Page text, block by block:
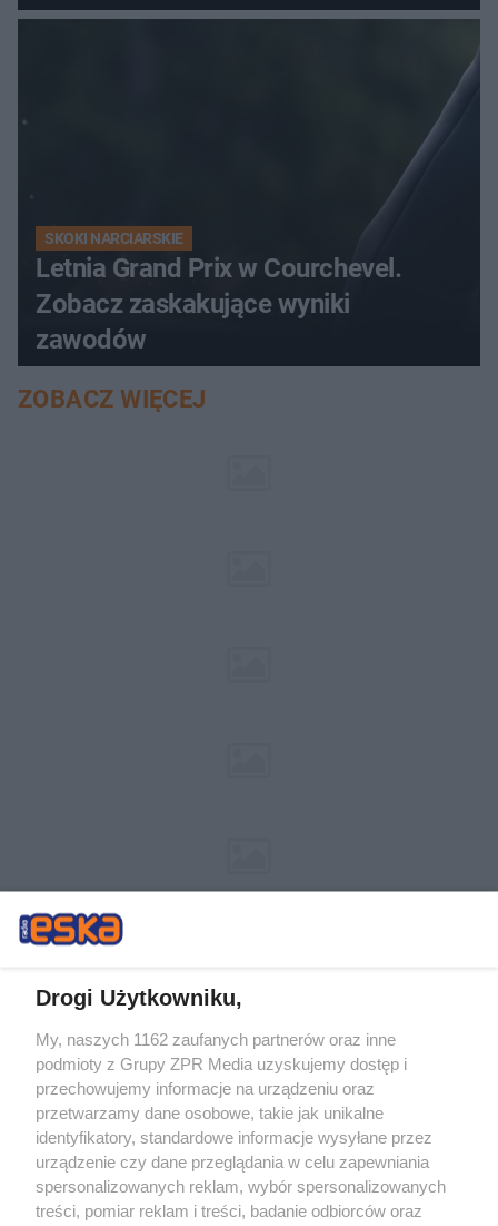
gospodarzy?
SKOKI NARCIARSKIE
Letnia Grand Prix w Courchevel.
Zobacz zaskakujące wyniki
zawodów
ZOBACZ WIĘCEJ
Żaden utwór zamieszczony w serwisie nie może być powielany i
rozpowszechniany lub dalej rozpowszechniany w jakikolwiek sposób (w
tym także elektroniczny lub mechaniczny) na jakimkolwiek polu
eksploatacji w jakiejkolwiek formie, włącznie z umieszczaniem w Internecie
bez pisemnej zgody właściciela praw. Jakiekolwiek użycie lub
wykorzystanie utworów w całości lub w części z naruszeniem prawa, tzn.
bez właściwej zgody, jest zabronione pod groźbą kary i może być ścigane
prawnie.
Drogi Użytkowniku,
My, naszych 1162 zaufanych partnerów oraz inne
podmioty z Grupy ZPR Media uzyskujemy dostęp i
przechowujemy informacje na urządzeniu oraz
przetwarzamy dane osobowe, takie jak unikalne
identyfikatory, standardowe informacje wysyłane przez
urządzenie czy dane przeglądania w celu zapewniania
spersonalizowanych reklam, wybór spersonalizowanych
treści, pomiar reklam i treści, badanie odbiorców oraz